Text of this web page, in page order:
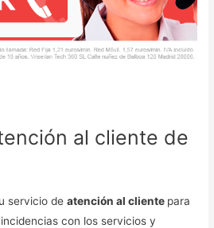
al cliente de
servicio deatención al cliente para
con los servicios y